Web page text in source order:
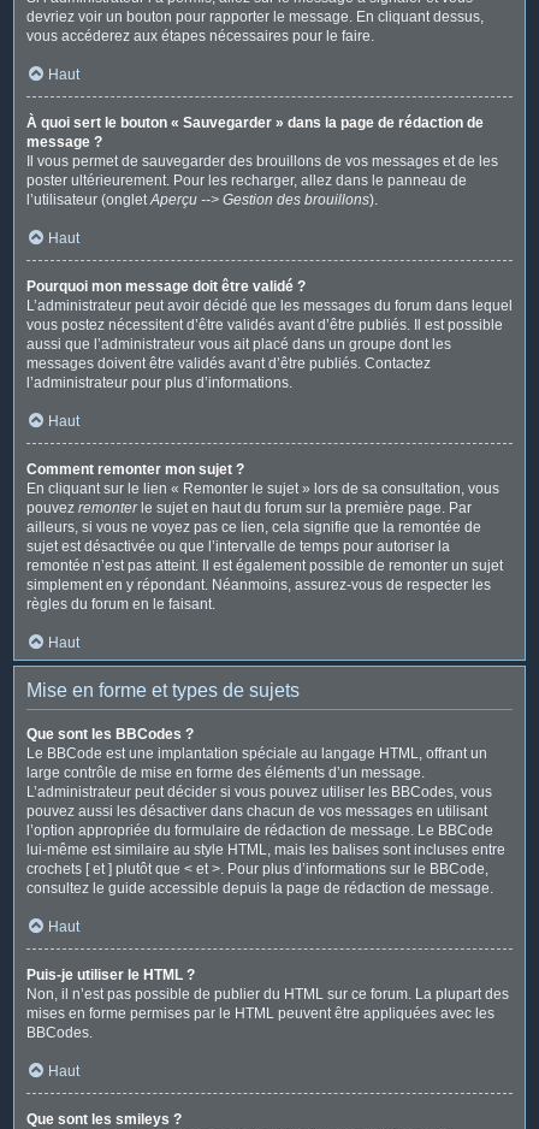
devriez voir un bouton pour rapporter le message. En cliquant dessus,
vous accéderez aux étapes nécessaires pour le faire.
Haut
À quoi sert le bouton « Sauvegarder » dans la page de rédaction de
message ?
Il vous permet de sauvegarder des brouillons de vos messages et de les
poster ultérieurement. Pour les recharger, allez dans le panneau de
l’utilisateur (ongletAperçu --> Gestion des brouillons).
Haut
Pourquoi mon message doit être validé ?
L’administrateur peut avoir décidé que les messages du forum dans lequel
vous postez nécessitent d’être validés avant d’être publiés. Il est possible
aussi que l’administrateur vous ait placé dans un groupe dont les
messages doivent être validés avant d’être publiés. Contactez
l’administrateur pour plus d’informations.
Haut
Comment remonter mon sujet ?
En cliquant sur le lien « Remonter le sujet » lors de sa consultation, vous
pouvez remonterle sujet en haut du forum sur la première page. Par
ailleurs, si vous ne voyez pas ce lien, cela signifie que la remontée de
sujet est désactivée ou que l’intervalle de temps pour autoriser la
remontée n’est pas atteint. Il est également possible de remonter un sujet
simplement en y répondant. Néanmoins, assurez-vous de respecter les
règles du forum en le faisant.
Haut
Mise en forme et types de sujets
Que sont les BBCodes ?
Le BBCode est une implantation spéciale au langage HTML, offrant un
large contrôle de mise en forme des éléments d’un message.
L’administrateur peut décider si vous pouvez utiliser les BBCodes, vous
pouvez aussi les désactiver dans chacun de vos messages en utilisant
l’option appropriée du formulaire de rédaction de message. Le BBCode
lui-même est similaire au style HTML, mais les balises sont incluses entre
crochets [ et ] plutôt que < et >. Pour plus d’informations sur le BBCode,
consultez le guide accessible depuis la page de rédaction de message.
Haut
Puis-je utiliser le HTML ?
Non, il n’est pas possible de publier du HTML sur ce forum. La plupart des
mises en forme permises par le HTML peuvent être appliquées avec les
BBCodes.
Haut
Que sont les smileys ?